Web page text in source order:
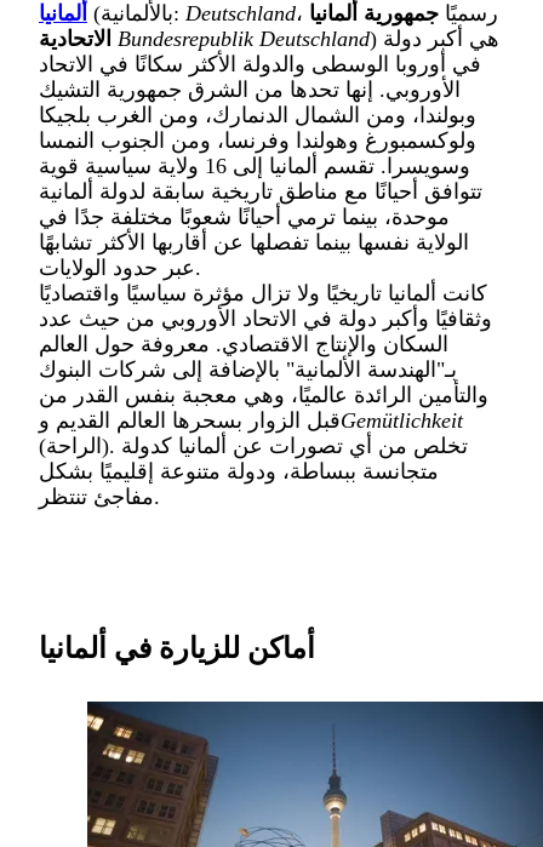
ألمانيا (بالألمانية: Deutschland ، رسميًا جمهورية ألمانيا
الاتحادية Bundesrepublik Deutschland) هي أكبر دولة
في أوروبا الوسطى والدولة الأكثر سكانًا في الاتحاد
الأوروبي. إنها تحدها من الشرق جمهورية التشيك
وبولندا، ومن الشمال الدنمارك، ومن الغرب بلجيكا
ولوكسمبورغ وهولندا وفرنسا، ومن الجنوب النمسا
وسويسرا. تقسم ألمانيا إلى 16 ولاية سياسية قوية
تتوافق أحيانًا مع مناطق تاريخية سابقة لدولة ألمانية
موحدة، بينما ترمي أحيانًا شعوبًا مختلفة جدًا في
الولاية نفسها بينما تفصلها عن أقاربها الأكثر تشابهًا
عبر حدود الولايات.
كانت ألمانيا تاريخيًا ولا تزال مؤثرة سياسيًا واقتصاديًا
وثقافيًا وأكبر دولة في الاتحاد الأوروبي من حيث عدد
السكان والإنتاج الاقتصادي. معروفة حول العالم
بـ"الهندسة الألمانية" بالإضافة إلى شركات البنوك
والتأمين الرائدة عالميًا، وهي معجبة بنفس القدر من
قبل الزوار بسحرها العالم القديم وGemütlichkeit
(الراحة). تخلص من أي تصورات عن ألمانيا كدولة
متجانسة ببساطة، ودولة متنوعة إقليميًا بشكل
مفاجئ تنتظر.
أماكن للزيارة في ألمانيا